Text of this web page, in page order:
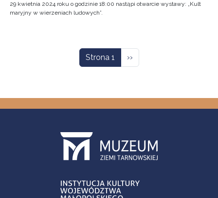
29 kwietnia 2024 roku o godzinie 18:00 nastąpi otwarcie wystawy: „Kult
maryjny w wierzeniach ludowych”.
Strona 1 Następna strona
››